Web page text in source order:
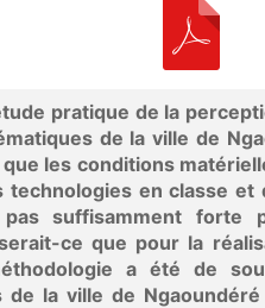
pratique de la
de la ville de
les conditions
technologies en classe
suffisamment forte
ce que pour la
a été de
de la ville de